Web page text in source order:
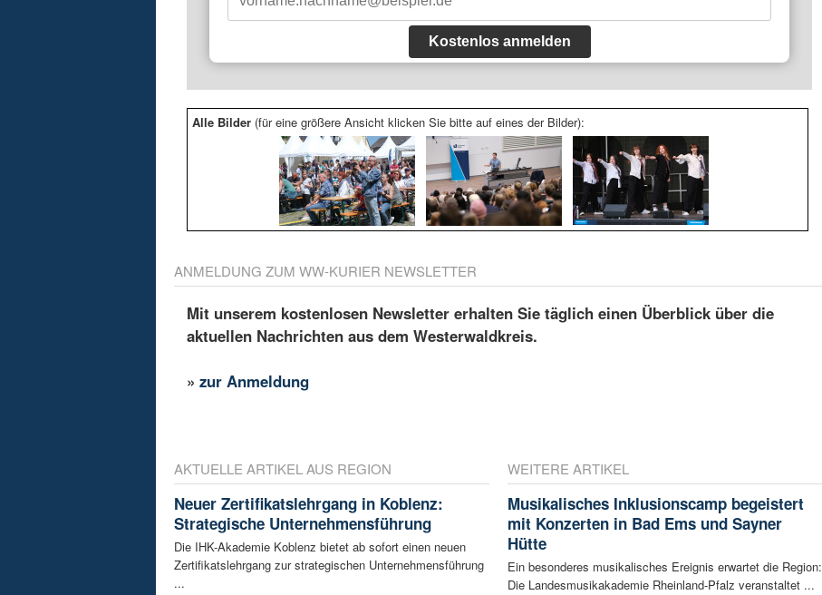
Kostenlos anmelden
Alle Bilder (für eine größere Ansicht klicken Sie bitte auf eines der Bilder):
ANMELDUNG ZUM WW-KURIER NEWSLETTER
Mit unserem kostenlosen Newsletter erhalten Sie täglich einen Überblick über die
aktuellen Nachrichten aus dem Westerwaldkreis.
»zur Anmeldung
AKTUELLE ARTIKEL AUS REGION
Neuer Zertifikatslehrgang in Koblenz:
Strategische Unternehmensführung
Die IHK-Akademie Koblenz bietet ab sofort einen neuen
Zertifikatslehrgang zur strategischen Unternehmensführung
...
WEITERE ARTIKEL
Musikalisches Inklusionscamp begeistert
mit Konzerten in Bad Ems und Sayner
Hütte
Ein besonderes musikalisches Ereignis erwartet die Region:
Die Landesmusikakademie Rheinland-Pfalz veranstaltet ...